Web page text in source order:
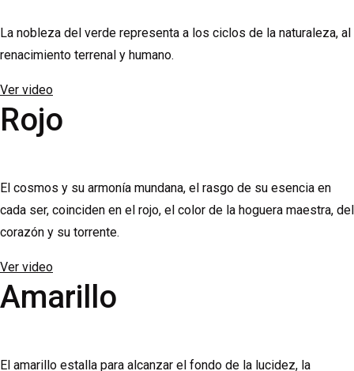
La nobleza del verde representa a los ciclos de la naturaleza, al
renacimiento terrenal y humano.
Ver video
Rojo
El cosmos y su armonía mundana, el rasgo de su esencia en
cada ser, coinciden en el rojo, el color de la hoguera maestra, del
corazón y su torrente.
Ver video
Amarillo
El amarillo estalla para alcanzar el fondo de la lucidez, la